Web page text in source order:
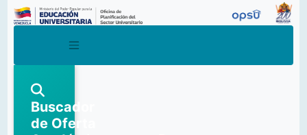
Buscador
de Oferta